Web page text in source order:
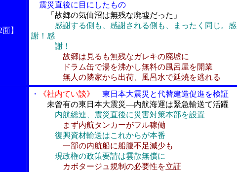
】
震災直後に目にしたもの
「故郷の気仙沼は無残な廃墟だった」
感謝する側も、感謝される側も、まったく同じ。感
謝！感
謝！
故郷は見るも無残なガレキの廃墟に
ドラム缶で湯を沸かし無料の風呂屋を開業
無人の隣家から出荷、風呂水で延焼を逃れる
・ 《社内てい談》
東日本大震災と代替建造促進を検証
未曾有の東日本大震災―内航海運は緊急輸送て活躍
内航総連、震災直後に災害対策本部を設置
まず内航タンカーがフル稼働
復興資材輸送はこれからが本番
一部の内航船に船腹不足減少も
現政権の政策要請は雲散無償に
カボタージュ規制の必要性を立証